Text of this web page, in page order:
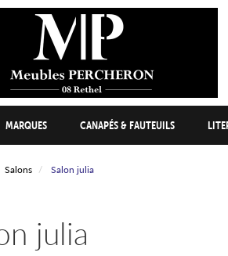
MARQUES CANAPÉS & FAUTEUILS
Salons Salon julia
julia